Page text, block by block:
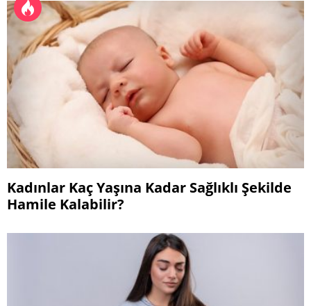
Kadınlar Kaç Yaşına Kadar Sağlıklı Şekilde
Hamile Kalabilir?